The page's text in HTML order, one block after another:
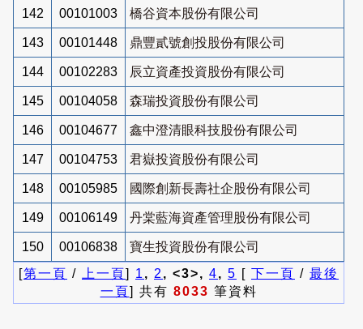
142 00101003 橋谷資本股份有限公司
143 00101448 鼎豐貳號創投股份有限公司
144 00102283 辰立資產投資股份有限公司
145 00104058 森瑞投資股份有限公司
146 00104677 鑫中澄清眼科技股份有限公司
147 00104753 君嶽投資股份有限公司
148 00105985 國際創新長壽社企股份有限公司
149 00106149 丹棠藍海資產管理股份有限公司
150 00106838
寶生投資股份有限公司
[第一頁 / 上一頁] 1 , 2 , <3>, 4, 5 [ 下一頁 / 最後
一頁] 共有 8033 筆資料